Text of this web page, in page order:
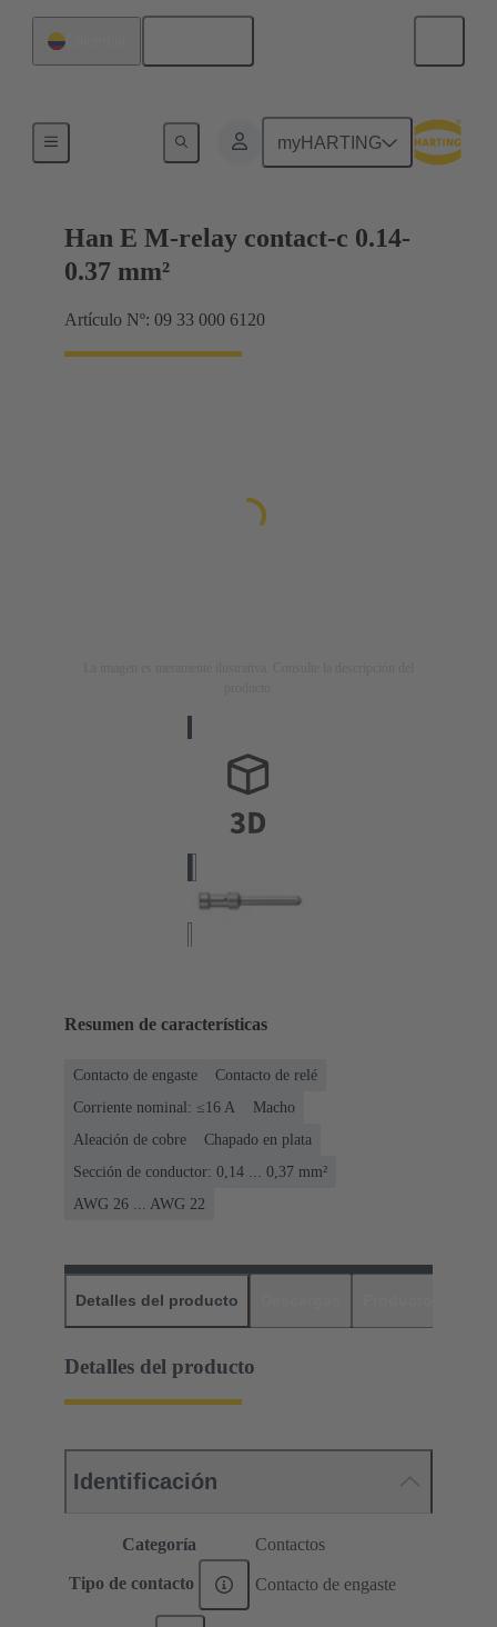
myHARTING
Han E M-relay contact-c 0.14-
0.37 mm²
Artículo Nº: 09 33 000 6120
Resumen de características
Contacto de engaste
Contacto de relé
Corriente nominal: ≤16 A
Macho
Aleación de cobre
Chapado en plata
Sección de conductor: 0,14 ... 0,37 mm²
AWG 26 ... AWG 22
Detalles del producto
Detalles del producto
Identificación
Categoría Contactos
Tipo de contacto Contacto de engaste